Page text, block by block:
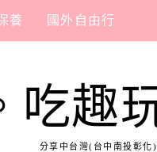
養 國外自由行
吃趣
分享中台灣(台中南投彰化